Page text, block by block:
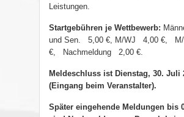
Leistungen.
Startgebühren je Wettbewerb:
und Sen.
5,00 €, M/WJ 4,00 €,
€,
Nachmeldung 2,00 €.
Meldeschluss ist Dienstag, 30. Juli
(Eingang beim Veranstalter).
Später eingehende Meldungen bis